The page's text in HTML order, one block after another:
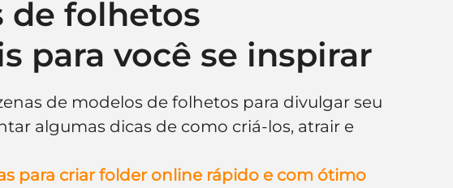
para Empresa Logo Redes Sociais Websites
Logotipo
nome de empresa Branding
de folhetos
para você se inspirar
de modelos de folhetos para divulgar seu
algumas dicas de como criá-los, atrair e
para criar folder online rápido e com ótimo